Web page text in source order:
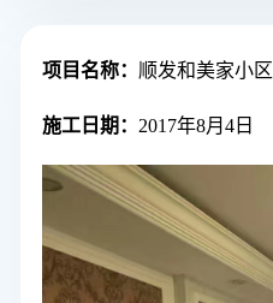
项目名称： 顺发和美家小区
施工日期： 2017年8月4日